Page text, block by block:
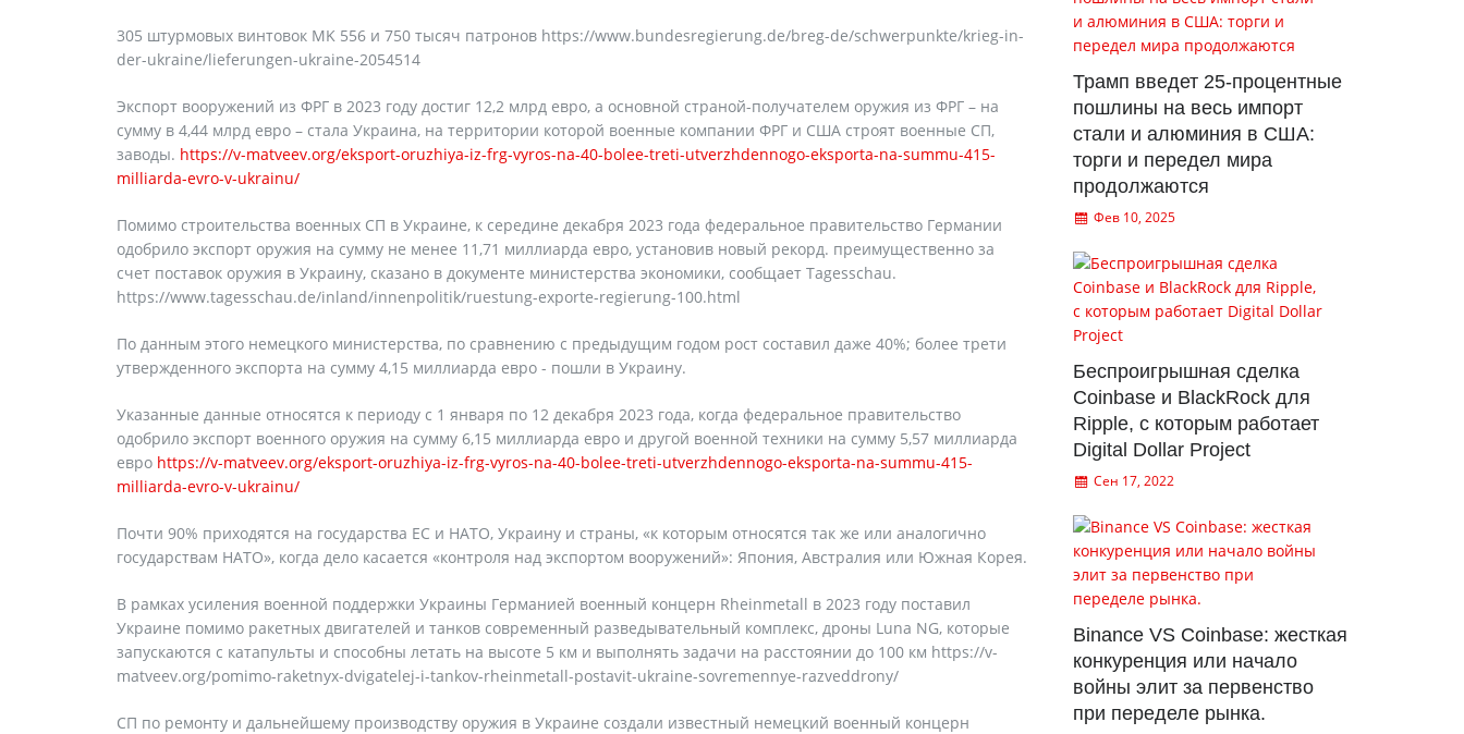
305 штурмовых винтовок MK 556 и 750 тысяч патронов https://www.bundesregierung.de/breg-de/schwerpunkte/krieg-in-
der-ukraine/lieferungen-ukraine-2054514
Экспорт вооружений из ФРГ в 2023 году достиг 12,2 млрд евро, а основной страной-получателем оружия из ФРГ – на
сумму в 4,44 млрд евро – стала Украина, на территории которой военные компании ФРГ и США строят военные СП,
заводы. https://v-matveev.org/eksport-oruzhiya-iz-frg-vyros-na-40-bolee-treti-utverzhdennogo-eksporta-na-summu-415-
milliarda-evro-v-ukrainu/
Помимо строительства военных СП в Украине, к середине декабря 2023 года федеральное правительство Германии
одобрило экспорт оружия на сумму не менее 11,71 миллиарда евро, установив новый рекорд. преимущественно за
счет поставок оружия в Украину, сказано в документе министерства экономики, сообщает Tagesschau.
https://www.tagesschau.de/inland/innenpolitik/ruestung-exporte-regierung-100.html
По данным этого немецкого министерства, по сравнению с предыдущим годом рост составил даже 40%; более трети
утвержденного экспорта на сумму 4,15 миллиарда евро - пошли в Украину.
Указанные данные относятся к периоду с 1 января по 12 декабря 2023 года, когда федеральное правительство
одобрило экспорт военного оружия на сумму 6,15 миллиарда евро и другой военной техники на сумму 5,57 миллиарда
евро https://v-matveev.org/eksport-oruzhiya-iz-frg-vyros-na-40-bolee-treti-utverzhdennogo-eksporta-na-summu-415-
milliarda-evro-v-ukrainu/
Почти 90% приходятся на государства ЕС и НАТО, Украину и страны, «к которым относятся так же или аналогично
государствам НАТО», когда дело касается «контроля над экспортом вооружений»: Япония, Австралия или Южная Корея.
В рамках усиления военной поддержки Украины Германией военный концерн Rheinmetall в 2023 году поставил
Украине помимо ракетных двигателей и танков современный разведывательный комплекс, дроны Luna NG, которые
запускаются с катапульты и способны летать на высоте 5 км и выполнять задачи на расстоянии до 100 км https://v-
matveev.org/pomimo-raketnyx-dvigatelej-i-tankov-rheinmetall-postavit-ukraine-sovremennye-razveddrony/
СП по ремонту и дальнейшему производству оружия в Украине создали известный немецкий военный концерн
Трамп введет 25-процентные
пошлины на весь импорт
стали и алюминия в США:
торги и передел мира
продолжаются
Фев 10, 2025
Беспроигрышная сделка
Coinbase и BlackRock для
Ripple, с которым работает
Digital Dollar Project
Сен 17, 2022
Binance VS Coinbase: жесткая
конкуренция или начало
войны элит за первенство
при переделе рынка.